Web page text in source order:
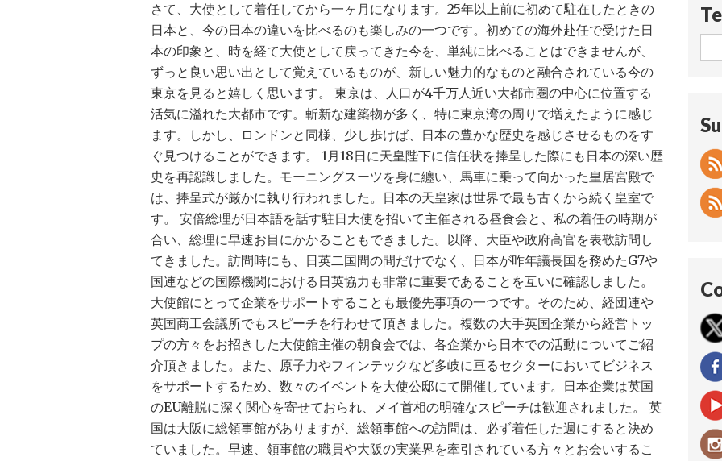
さて、大使として着任してから一ヶ月になります。25年以上前に初めて駐在したときの
日本と、今の日本の違いを比べるのも楽しみの一つです。初めての海外赴任で受けた日
本の印象と、時を経て大使として戻ってきた今を、単純に比べることはできませんが、
ずっと良い思い出として覚えているものが、新しい魅力的なものと融合されている今の
東京を見ると嬉しく思います。 東京は、人口が4千万人近い大都市圏の中心に位置する
活気に溢れた大都市です。斬新な建築物が多く、特に東京湾の周りで増えたように感じ
ます。しかし、ロンドンと同様、少し歩けば、日本の豊かな歴史を感じさせるものをす
ぐ見つけることができます。 1月18日に天皇陛下に信任状を捧呈した際にも日本の深い歴
史を再認識しました。モーニングスーツを身に纏い、馬車に乗って向かった皇居宮殿で
は、捧呈式が厳かに執り行われました。日本の天皇家は世界で最も古くから続く皇室で
す。 安倍総理が日本語を話す駐日大使を招いて主催される昼食会と、私の着任の時期が
合い、総理に早速お目にかかることもできました。以降、大臣や政府高官を表敬訪問し
てきました。訪問時にも、日英二国間の間だけでなく、日本が昨年議長国を務めたG7や
国連などの国際機関における日英協力も非常に重要であることを互いに確認しました。
大使館にとって企業をサポートすることも最優先事項の一つです。そのため、経団連や
英国商工会議所でもスピーチを行わせて頂きました。複数の大手英国企業から経営トッ
プの方々をお招きした大使館主催の朝食会では、各企業から日本での活動についてご紹
介頂きました。また、原子力やフィンテックなど多岐に亘るセクターにおいてビジネス
をサポートするため、数々のイベントを大使公邸にて開催しています。日本企業は英国
のEU離脱に深く関心を寄せておられ、メイ首相の明確なスピーチは歓迎されました。 英
国は大阪に総領事館がありますが、総領事館への訪問は、必ず着任した週にすると決め
ていました。早速、領事館の職員や大阪の実業界を牽引されている方々とお会いするこ